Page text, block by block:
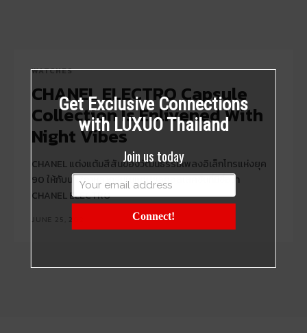
WATCHES
CHANEL ELECTRO Capsule
Collection Is Enlivened With
Night Vibes
CHANEL แต่งแต้มสีสันของวัฒนธรรมเพลงอิเล็กโทรแห่งยุค
90 ให้กับนาฬิกาหลากรุ่นในแคปซูลคอลเลคชั่นที่มีชื่อว่า
CHANEL ELECTRO
Get Exclusive Connections
with LUXUO Thailand
Join us today
Connect!